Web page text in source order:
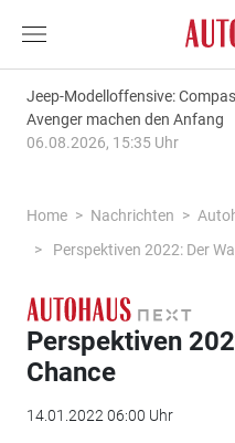
Jeep-Modelloffensive:
Avenger machen den Anfang
06.08.2026, 15:35 Uhr
Home Nachrichten
Perspektiven 2022: Der
Perspektiven
Chance
14.01.2022 06:00 Uhr